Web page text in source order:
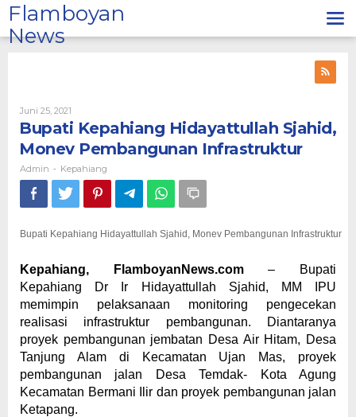
Lewati
ke
konten
Flamboyan
News
Juni 25, 2021
Admin
Bupati Kepahiang Hidayattullah Sjahid,
Monev Pembangunan Infrastruktur
Admin - Kepahiang
Bupati Kepahiang Hidayattullah Sjahid, Monev Pembangunan Infrastruktur
Kepahiang, FlamboyanNews.com– Bupati
Kepahiang Dr Ir Hidayattullah Sjahid, MM IPU
memimpin pelaksanaan monitoring pengecekan
realisasi infrastruktur pembangunan. Diantaranya
proyek pembangunan jembatan Desa Air Hitam, Desa
Tanjung Alam di Kecamatan Ujan Mas, proyek
pembangunan jalan Desa Temdak- Kota Agung
Kecamatan Bermani Ilir dan proyek pembangunan jalan
Ketapang.